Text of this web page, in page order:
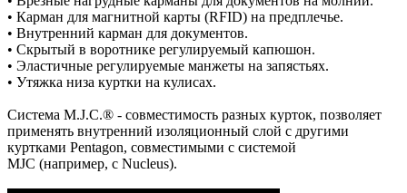
• Карман для магнитной карты (RFID) на предплечье.
• Внутренний карман для документов.
• Скрытый в воротнике регулируемый капюшон.
• Эластичные регулируемые манжеты на запястьях.
• Утяжка низа куртки на кулисах.
Система M.J.C.® - совместимость разных курток, позволяет
применять внутренний изоляционный слой с другими
куртками Pentagon, совместимыми с системой
MJC (например, с Nucleus).